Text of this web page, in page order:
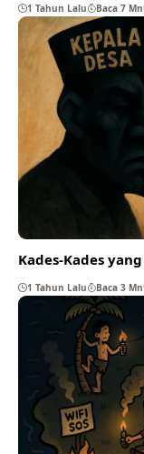
1 Tahun Lalu Baca 7
Kades-Kades
1 Tahun Lalu Baca 3